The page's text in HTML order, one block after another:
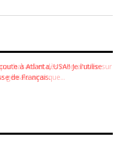
hasard et dès mon arrivée sur
géniale ainsi que...